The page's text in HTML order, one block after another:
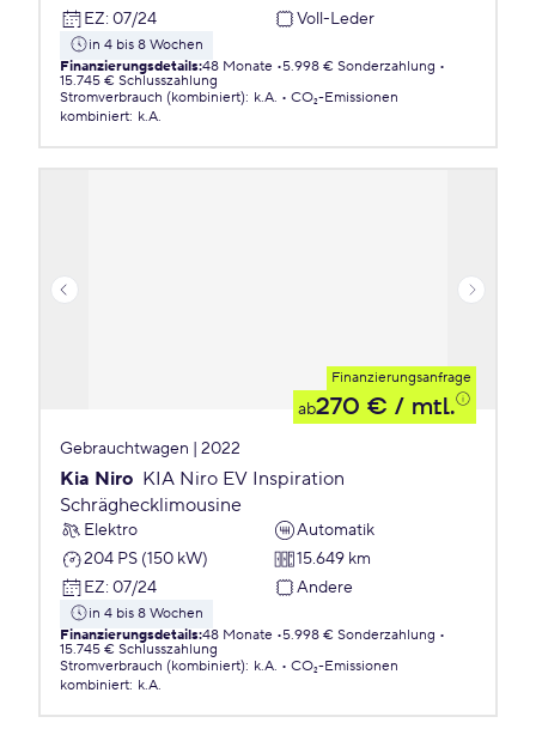
EZ: 07/24 Voll-Leder
in 4 bis 8 Wochen
Finanzierungsdetails:48 Monate 5.998 € Sonderzahlung
15.745 € Schlusszahlung
Stromverbrauch (kombiniert): k.A.
CO₂-Emissionen
kombiniert: k.A.
Finanzierungsanfrage
ab270 € / mtl.
Gebrauchtwagen | 2022
Kia Niro KIA Niro EV Inspiration
Schräghecklimousine
Elektro
Automatik
204 PS (150 kW)
15.649 km
EZ: 07/24 Andere
in 4 bis 8 Wochen
Finanzierungsdetails:48 Monate 5.998 € Sonderzahlung
15.745 € Schlusszahlung
Stromverbrauch (kombiniert): k.A.
CO₂-Emissionen
kombiniert: k.A.